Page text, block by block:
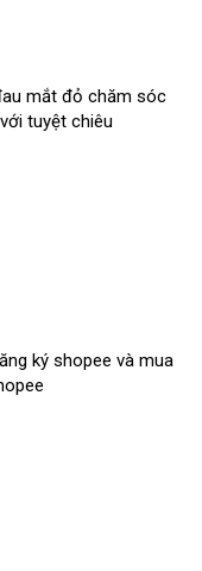
mắt đỏ chăm sóc
tuyệt chiêu
ký shopee và mua